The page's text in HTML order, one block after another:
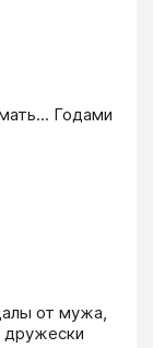
Годами
от мужа,
дружески